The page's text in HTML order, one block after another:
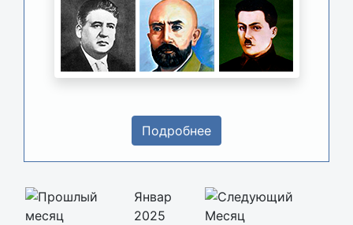
Подробнее
Январ
2025